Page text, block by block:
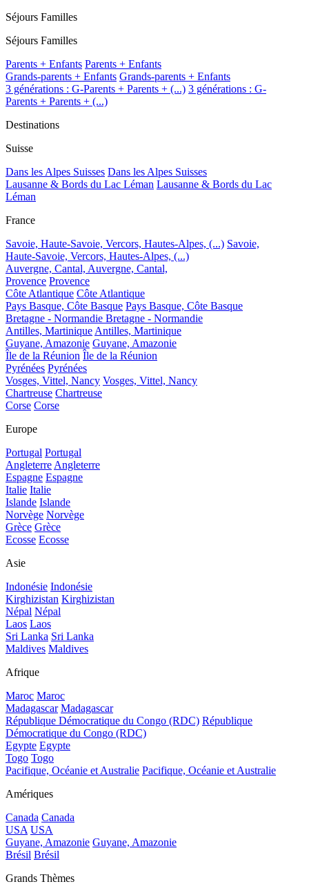
Séjours Familles
Séjours Familles
Parents + Enfants Parents + Enfants
Grands-parents + Enfants Grands-parents + Enfants
3 générations : G-Parents + Parents + (...) 3 générations : G-
Parents + Parents + (...)
Destinations
Suisse
Dans les Alpes Suisses Dans les Alpes Suisses
Lausanne & Bords du Lac Léman Lausanne & Bords du Lac
Léman
France
Savoie, Haute-Savoie, Vercors, Hautes-Alpes, (...) Savoie,
Haute-Savoie, Vercors, Hautes-Alpes, (...)
Auvergne, Cantal, Auvergne, Cantal,
Provence Provence
Côte Atlantique Côte Atlantique
Pays Basque, Côte Basque Pays Basque, Côte Basque
Bretagne - Normandie Bretagne - Normandie
Antilles, Martinique Antilles, Martinique
Guyane, Amazonie Guyane, Amazonie
Île de la Réunion Île de la Réunion
Pyrénées Pyrénées
Vosges, Vittel, Nancy Vosges, Vittel, Nancy
Chartreuse Chartreuse
Corse Corse
Europe
Portugal Portugal
Angleterre Angleterre
Espagne Espagne
Italie Italie
Islande Islande
Norvège Norvège
Grèce Grèce
Ecosse Ecosse
Asie
Indonésie Indonésie
Kirghizistan Kirghizistan
Népal Népal
Laos Laos
Sri Lanka Sri Lanka
Maldives Maldives
Afrique
Maroc Maroc
Madagascar Madagascar
République Démocratique du Congo (RDC) République
Démocratique du Congo (RDC)
Egypte Egypte
Togo Togo
Pacifique, Océanie et Australie Pacifique, Océanie et Australie
Amériques
Canada Canada
USA USA
Guyane, Amazonie Guyane, Amazonie
Brésil Brésil
Grands Thèmes